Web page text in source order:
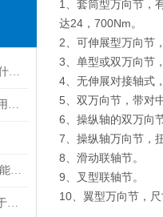
ELBE十字万向联轴器损坏的原因是什么?
德国Elbe滑动万向轴 0.109.130.0202用户于汽车行业中国代理现货
德国Hellma 100-10-40 石英比色皿性能解析
德国KWE减速机KAEX355-X/490用于钢材生产加工代理现货
1、套筒型万向节，
达24，700Nm。
2、可伸展型万向节
3、单型或双万向节
4、无伸展对接轴式
5、双万向节，带对
6、操纵轴的双万向
7、操纵轴万向节，
8、滑动联轴节。
9、叉型联轴节。
10、翼型万向节，